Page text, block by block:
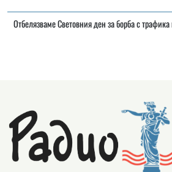
Отбелязваме Световния ден за борба с трафика